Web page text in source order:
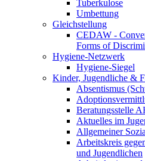
Tuberkulose
Umbettung
Gleichstellung
CEDAW -
Forms of
Hygiene-Netzwerk
Hygiene-Siegel
Kinder, Jugendliche &
Absentismus
Beratungsstelle
Aktuelles im
Allgemeiner
Arbeitskreis
und Jugendlichen